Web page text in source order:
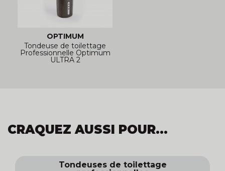
OPTIMUM
Tondeuse de toilettage
Professionnelle Optimum
ULTRA 2
CRAQUEZ AUSSI POUR...
Tondeuses de toilettage